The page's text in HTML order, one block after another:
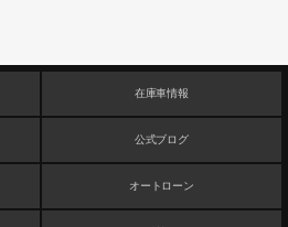
在庫車情報
公式ブログ
オートローン